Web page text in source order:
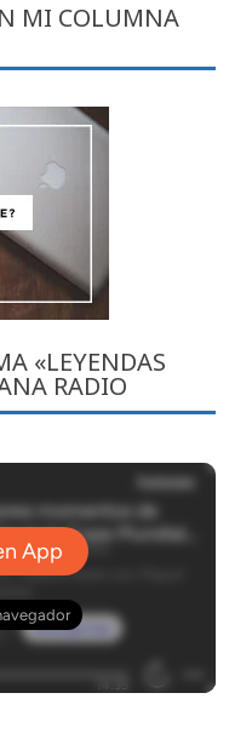
MI COLUMNA
«LEYENDAS
RADIO